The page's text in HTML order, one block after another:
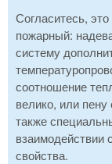
Согласитесь,
пожарный:
систему
соотношение
велико, или
также
взаимодействии
свойства.